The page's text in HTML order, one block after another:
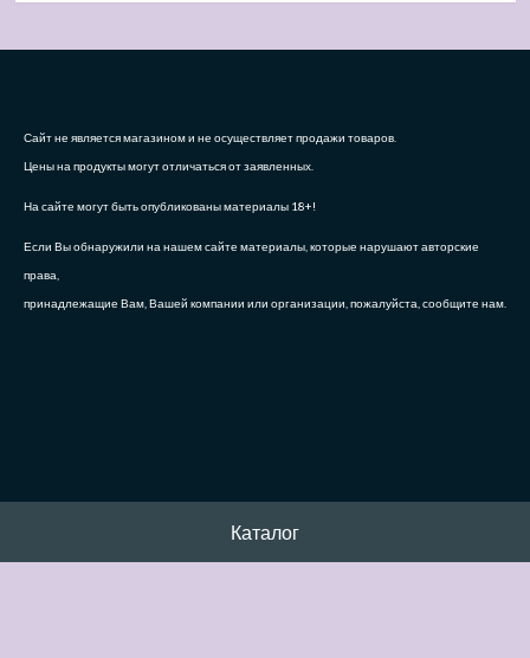
Сайт не является магазином и не осуществляет продажи товаров.
Цены на продукты могут отличаться от заявленных.
На сайте могут быть опубликованы материалы 18+!
Если Вы обнаружили на нашем сайте материалы, которые нарушают авторские
права,
принадлежащие Вам, Вашей компании или организации, пожалуйста, сообщите нам.
Каталог